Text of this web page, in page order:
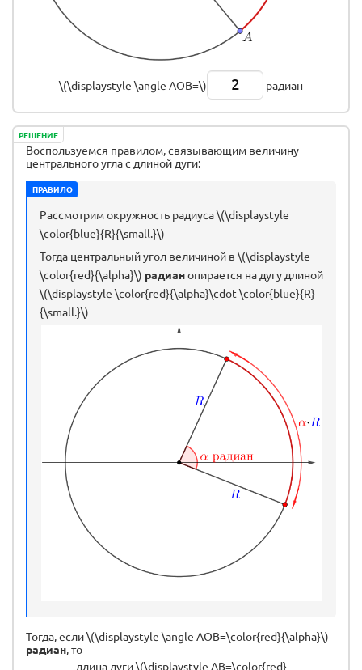
\(\displaystyle \angle AOB=\) 2 радиан
РЕШЕНИЕ
Воспользуемся правилом, связывающим величину
центрального угла с длиной дуги:
ПРАВИЛО
Рассмотрим окружность радиуса \(\displaystyle
\color{blue}{R}{\small.}\)
Тогда центральный угол величиной в \(\displaystyle
\color{red}{\alpha}\) радианопирается на дугу длиной
\(\displaystyle \color{red}{\alpha}\cdot \color{blue}{R}
{\small.}\)
Тогда, если \(\displaystyle \angle AOB=\color{red}{\alpha}\)
радиан, то
длина дуги \(\displaystyle AB=\color{red}